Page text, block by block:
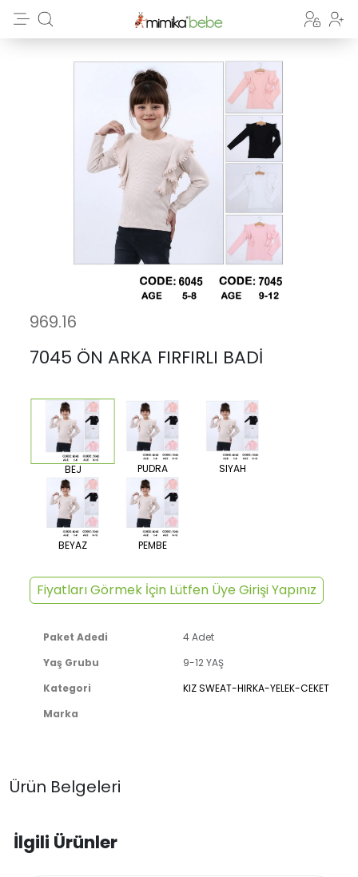
969.16
7045 ÖN ARKA FIRFIRLI BADİ
BEJ PUDRA SIYAH
BEYAZ PEMBE
Fiyatları Görmek İçin Lütfen Üye Girişi Yapınız
Paket Adedi
4 Adet
Yaş Grubu
9-12 YAŞ
Kategori
KIZ SWEAT-HIRKA-YELEK-CEKET
Marka
Ürün Belgeleri
İlgili Ürünler